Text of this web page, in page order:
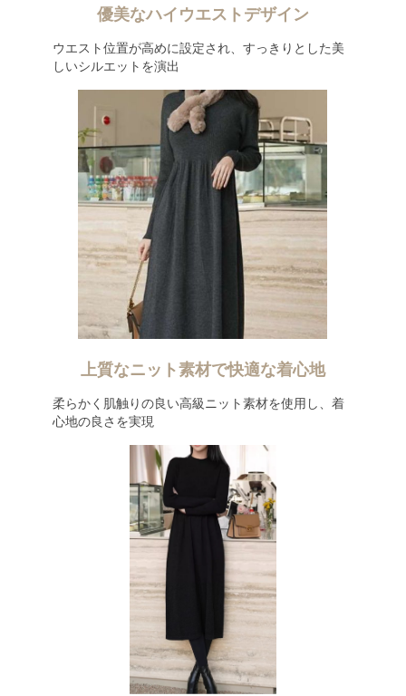
優美なハイウエストデザイン
ウエスト位置が高めに設定され、すっきりとした美
しいシルエットを演出
上質なニット素材で快適な着心地
柔らかく肌触りの良い高級ニット素材を使用し、着
心地の良さを実現